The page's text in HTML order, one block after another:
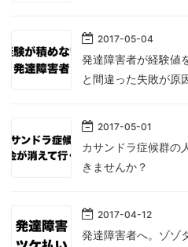
2017-05-04
発達障害者が経験値
と間違った失敗が原
2017-05-01
カサンドラ症候群の
きませんか？
2017-04-12
発達障害者へ。ゾゾ